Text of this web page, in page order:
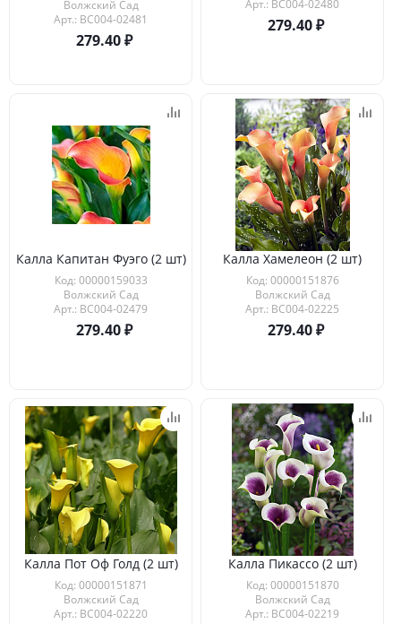
Волжский Сад
Арт.: ВС004-02481
279.40
Арт.: ВС004-02480
279.40
Калла Капитан Фуэго (2 шт)
Код: 00000159033
Волжский Сад
Арт.: ВС004-02479
279.40
Калла Хамелеон (2 шт)
Код: 00000151876
Волжский Сад
Арт.: ВС004-02225
279.40
Калла Пот Оф Голд (2 шт)
Код: 00000151871
Волжский Сад
Арт.: ВС004-02220
Калла Пикассо (2 шт)
Код: 00000151870
Волжский Сад
Арт.: ВС004-02219